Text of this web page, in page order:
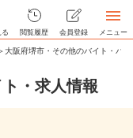
る 閲覧履歴 会員登録 メニュー
大阪府堺市・その他のバイト・パ
・求人情報